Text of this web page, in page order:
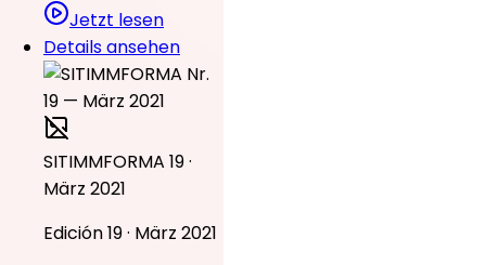
Jetzt lesen
Details ansehen
SITIMMFORMA 19 ·
März 2021
Edición 19 · März 2021